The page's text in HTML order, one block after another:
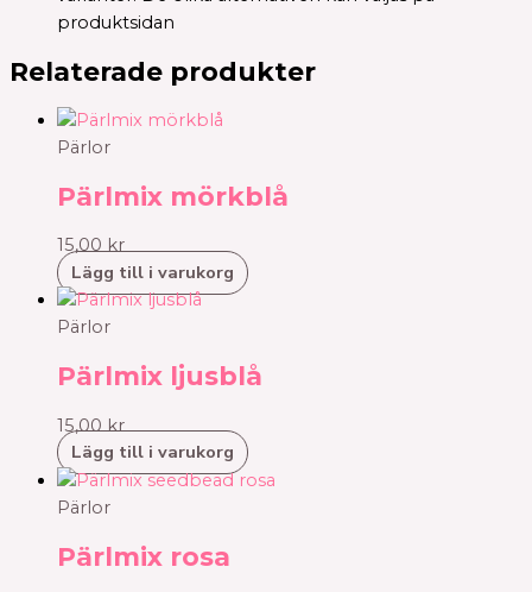
produktsidan
Relaterade produkter
Pärlor
Pärlmix mörkblå
15,00 kr
Lägg till i varukorg
Pärlor
Pärlmix ljusblå
15,00 kr
Lägg till i varukorg
Pärlor
Pärlmix rosa